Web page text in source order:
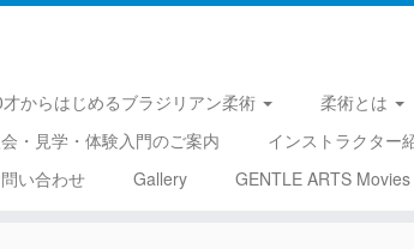
からはじめるブラジリアン柔術 柔術とは
・見学・体験入門のご案内
インストラクター
い合わせ
Gallery GENTLE ARTS Movies